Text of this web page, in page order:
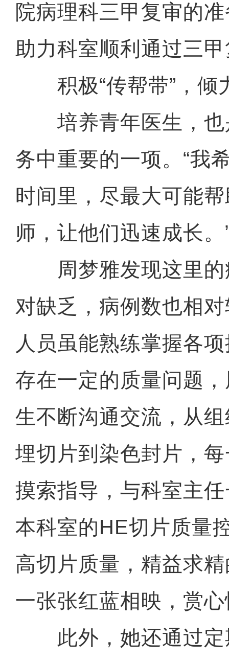
院病理科三甲复审的
助力科室顺利通过三
积极“传帮带”，倾
培养青年医生，也
务中重要的一项。“我
时间里，尽最大可能
师，让他们迅速成长
周梦雅发现这里的
对缺乏，病例数也相
人员虽能熟练掌握各
存在一定的质量问题
生不断沟通交流，从
埋切片到染色封片，
摸索指导，与科室主
本科室的HE切片质量
高切片质量，精益求
一张张红蓝相映，赏
此外，她还通过定